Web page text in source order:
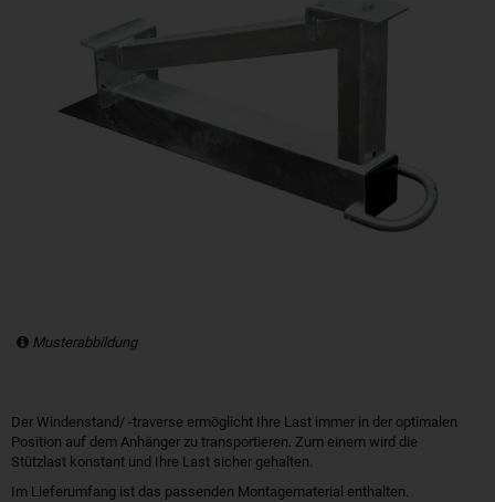
Musterabbildung
Der Windenstand/ -traverse ermöglicht Ihre Last immer in der optimalen
Position auf dem Anhänger zu transportieren. Zum einem wird die
Stützlast konstant und Ihre Last sicher gehalten.
Im Lieferumfang ist das passenden Montagematerial enthalten.